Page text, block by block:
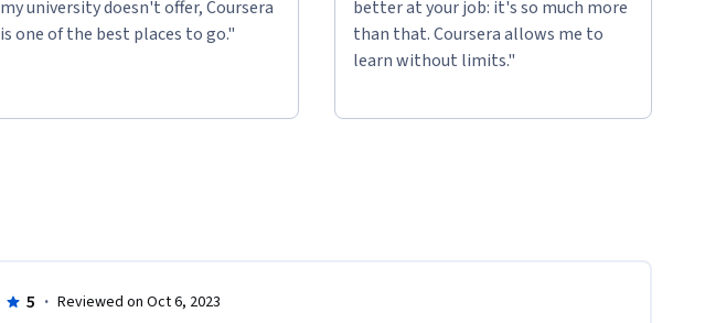
my university doesn't offer, Coursera
is one of the best places to go."
better at your job: it's so much more
than that. Coursera allows me to
learn without limits."
5 · Reviewed on Oct 6, 2023